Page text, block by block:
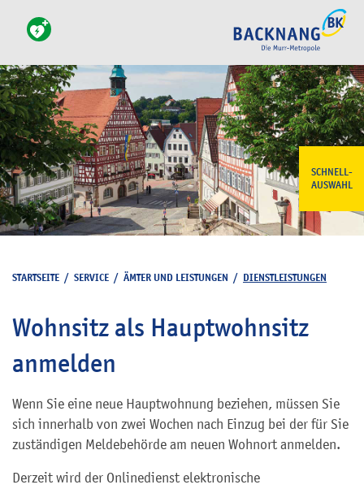
SCHNELL-
AUSWAHL
STARTSEITE / SERVICE / ÄMTER UND LEISTUNGEN / DIENSTLEISTUNGEN
Wohnsitz als Hauptwohnsitz
anmelden
Wenn Sie eine neue Hauptwohnung beziehen, müssen Sie
sich innerhalb von zwei Wochen nach Einzug bei der für Sie
zuständigen Meldebehörde am neuen Wohnort anmelden.
Derzeit wird der Onlinedienst elektronische